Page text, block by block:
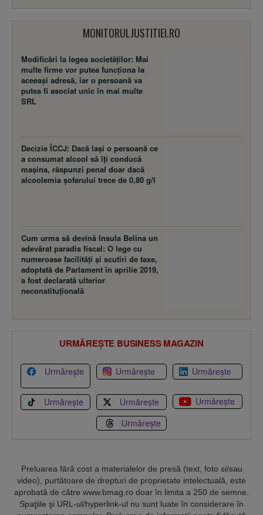
MONITORULJUSTITIEI.RO
Modificări la legea societăţilor: Mai
multe firme vor putea funcţiona la
aceeaşi adresă, iar o persoană va
putea fi asociat unic în mai multe
SRL
Decizie ÎCCJ: Dacă laşi o persoană ce
a consumat alcool să îţi conducă
maşina, răspunzi penal doar dacă
alcoolemia şoferului trece de 0,80 g/l
Cum urma să devină Insula Belina un
adevărat paradis fiscal: O lege cu
numeroase facilităţi şi scutiri de taxe,
adoptată de Parlament în aprilie 2019,
a fost declarată ulterior
neconstituţională
URMĂREȘTE BUSINESS MAGAZIN
Urmărește Urmărește Urmărește
Urmărește Urmărește
Urmărește
Urmărește
Preluarea fără cost a materialelor de presă (text, foto si/sau
video), purtătoare de drepturi de proprietate intelectuală, este
aprobată de către www.bmag.ro doar în limita a 250 de semne.
Spaţiile şi URL-ul/hyperlink-ul nu sunt luate în considerare în